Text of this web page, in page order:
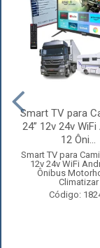
Smart TV para
24” 12v 24v
12 Ôni...
Smart TV para
12v 24v WiFi
Ônibus
Climatizar
Código: